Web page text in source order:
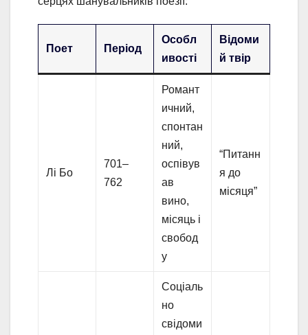
Поет Період
Особл
ивості
Відоми
й твір
Лі Бо
701–
762
Романт
ичний,
спонтан
ний,
оспівув
ав
вино,
місяць і
свобод
у
“Питанн
я до
місяця”
Соціаль
но
свідоми